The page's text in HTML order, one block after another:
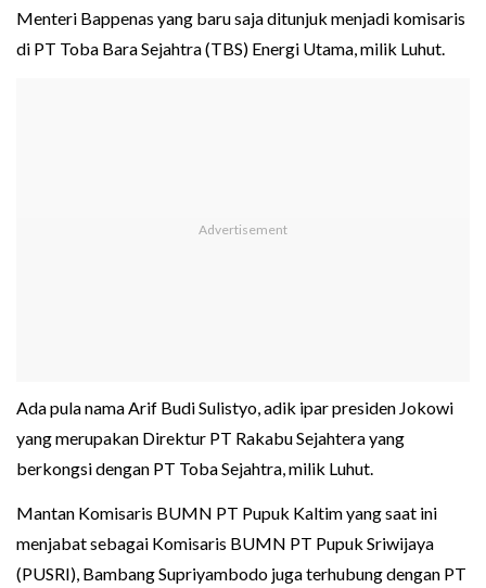
Menteri Bappenas yang baru saja ditunjuk menjadi komisaris
di PT Toba Bara Sejahtra (TBS) Energi Utama, milik Luhut.
Ada pula nama Arif Budi Sulistyo, adik ipar presiden Jokowi
yang merupakan Direktur PT Rakabu Sejahtera yang
berkongsi dengan PT Toba Sejahtra, milik Luhut.
Mantan Komisaris BUMN PT Pupuk Kaltim yang saat ini
menjabat sebagai Komisaris BUMN PT Pupuk Sriwijaya
(PUSRI), Bambang Supriyambodo juga terhubung dengan PT